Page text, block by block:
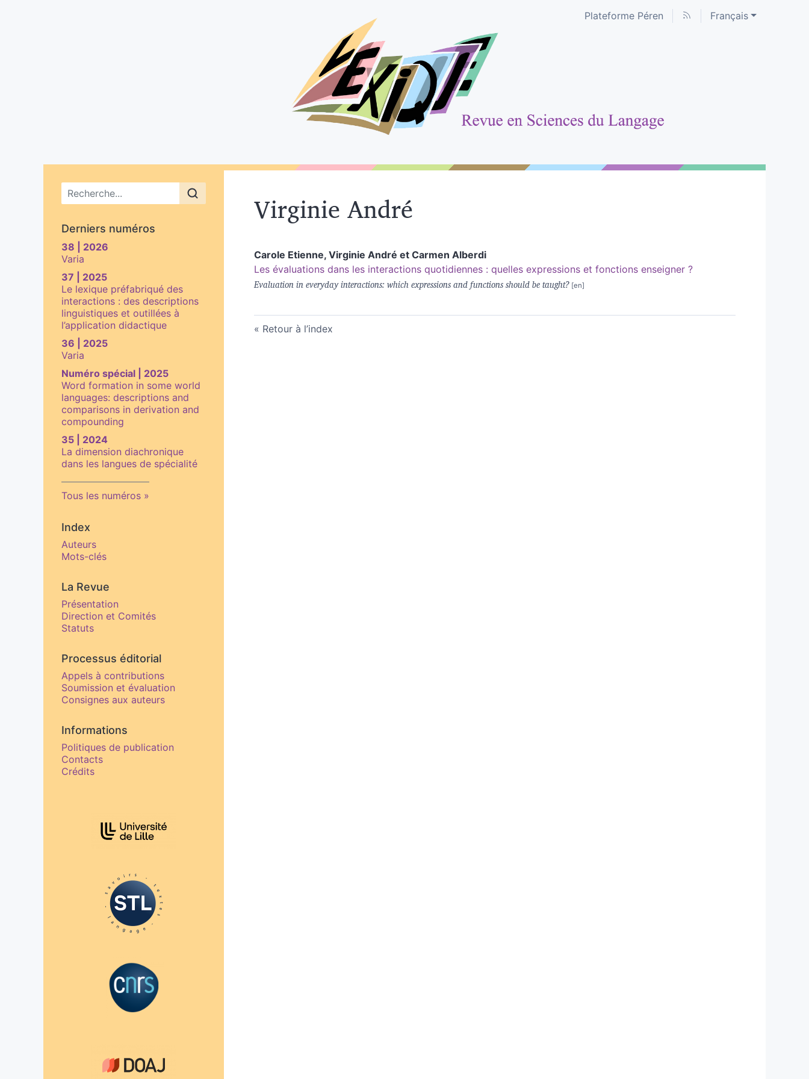
Plateforme Péren Français
Menu principal
Derniers numéros
38 | 2026
Varia
37 | 2025
Le lexique préfabriqué des
interactions : des descriptions
linguistiques et outillées à
l’application didactique
36 | 2025
Varia
Numéro spécial | 2025
Word formation in some world
languages: descriptions and
comparisons in derivation and
compounding
35 | 2024
La dimension diachronique
dans les langues de spécialité
Tous les numéros
Index
Auteurs
Mots-clés
La Revue
Présentation
Direction et Comités
Statuts
Processus éditorial
Appels à contributions
Soumission et évaluation
Consignes aux auteurs
Informations
Politiques de publication
Contacts
Crédits
VirginieAndré
Carole Etienne, Virginie André et Carmen Alberdi
Les évaluations dans les interactions quotidiennes : quelles expressions et fonctions enseigner ?
Evaluation in everyday interactions: which expressions and functions should be taught?
Retour à l’index